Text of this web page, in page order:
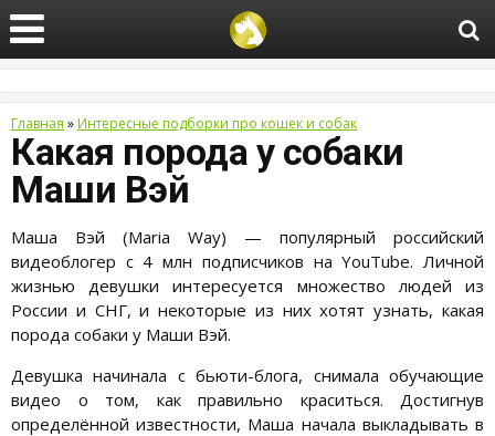
Главная »Интересные подборки про кошек и собак
Какая порода у собаки
Маши Вэй
Маша Вэй (Maria Way) — популярный российский
видеоблогер с 4 млн подписчиков на YouTube. Личной
жизнью девушки интересуется множество людей из
России и СНГ, и некоторые из них хотят узнать, какая
порода собаки у Маши Вэй.
Девушка начинала с бьюти-блога, снимала обучающие
видео о том, как правильно краситься. Достигнув
определённой известности, Маша начала выкладывать в